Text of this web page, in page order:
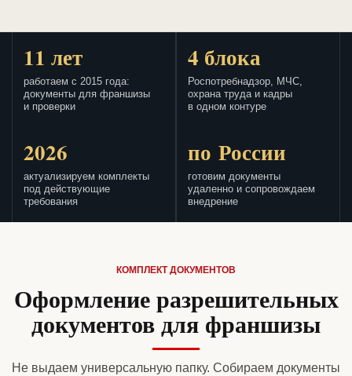
11 лет
работаем с 2015 года:
документы для франшизы
и проверки
4 блока
Роспотребнадзор, МЧС,
охрана труда и кадры
в одном контуре
2026
актуализируем комплекты
под действующие
требования
по России
готовим документы
удаленно и сопровождаем
внедрение
КОМПЛЕКТ ДОКУМЕНТОВ
Оформление разрешительных
документов для франшизы
Не выдаем универсальную папку. Собираем документы